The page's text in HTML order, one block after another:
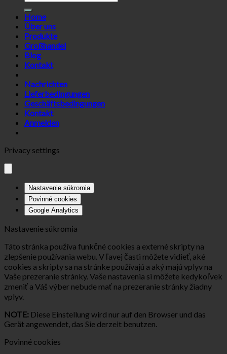
nach:
Home
Über uns
Produkte
Großhandel
Blog
Kontakt
Nachrichten
Lieferbedingungen
Geschäftsbedingungen
Kontakt
Anmelden
Privacy settings
Nastavenie súkromia
Povinné cookies
Google Analytics
Nastavenie súkromia
Táto stránka používa funkčné cookies a externé skripty na
zlepšenie používania webu. V ľavej časti môžete vidieť, aké
cookies a skripty sa na stránke používajú a aký majú vplyv na
Vaše prezeranie stránky. Vaše nastavenia si môžete kedykoľvek
zmeniť a Váš výber nebude mať na prezeranie stránky žiadny
vplyv.
NOTE: Diese Einstellung wird nur auf den Browser und das
Gerät angewendet, das Sie derzeit benutzen.
Povinné cookies